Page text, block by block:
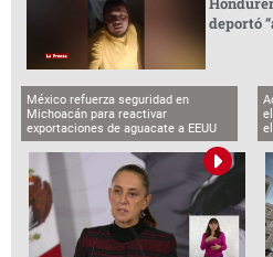
deportó
México refuerza seguridad en
Michoacán para reactivar
exportaciones de aguacate a EEUU